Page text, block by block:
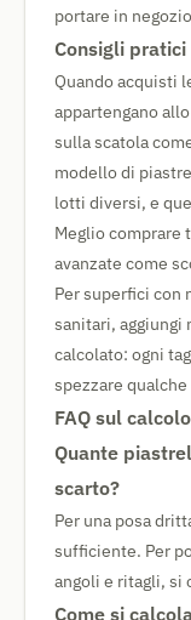
portare in
Consigli
Quando acquisti
appartengano
sulla scatola
modello di
lotti diversi, e
Meglio
avanzate come
Per superfici con
sanitari, aggiungi
calcolato: ogni
spezzare qualche
FAQ sul
Quante
scarto?
Per una posa
sufficiente. Per
angoli e ritagli, si
Come si